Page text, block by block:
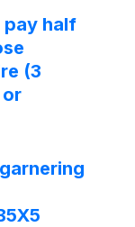
pay half
(3
or